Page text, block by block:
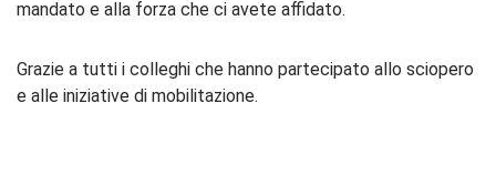
mandato e alla forza che ci avete affidato.
Grazie a tutti i colleghi che hanno partecipato allo sciopero
e alle iniziative di mobilitazione.